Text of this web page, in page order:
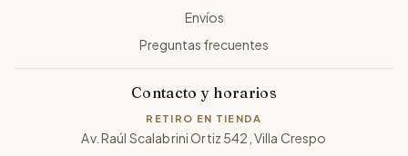
Envíos
Preguntas frecuentes
Contacto y horarios
RETIRO EN TIENDA
Av. Raúl Scalabrini Ortiz 542, Villa Crespo